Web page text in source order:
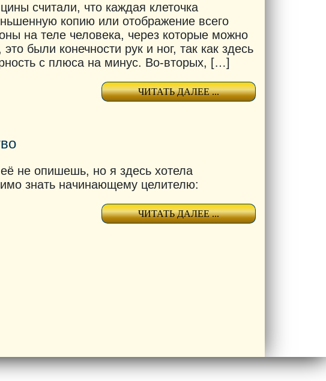
считали, что каждая клеточка
копию или отображение всего
на теле человека, через которые можно
были конечности рук и ног, так как здесь
с плюса на минус. Во-вторых, […]
ЧИТАТЬ ДАЛЕЕ ...
не опишешь, но я здесь хотела
знать начинающему целителю:
ЧИТАТЬ ДАЛЕЕ ...